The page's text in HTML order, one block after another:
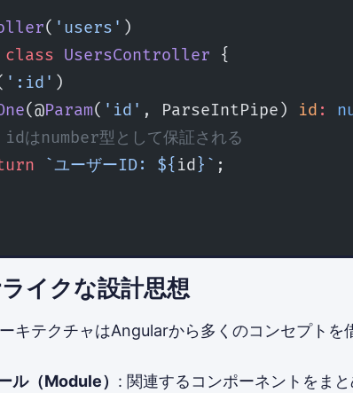
( 'users' )
class UsersController {
':id' )
(@Param( 'id' , ParseIntPipe) id :
はnumber型として保証される
`ユーザーID: ${ id}` ;
イクな設計思想
キテクチャはAngularから多くのコンセプトを
ル（Module） : 関連するコンポーネントをま